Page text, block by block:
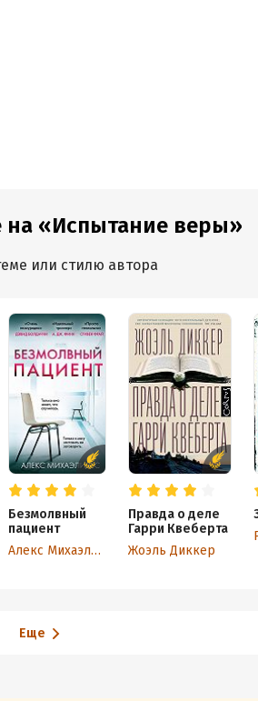
на «Испытание веры»
или стилю автора
Безмолвный
пациент
Алекс Михаэлидес
Правда о деле
Гарри Квеберта
Жоэль Диккер
Еще